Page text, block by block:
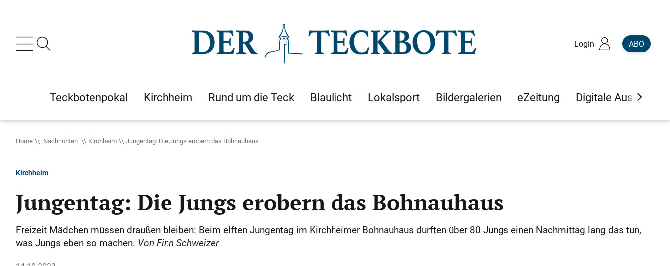
Login ABO
Teckbotenpokal Kirchheim Rund um die Teck Blaulicht Lokalsport Bildergalerien eZeitung Digitale Ausgaben
Home Nachrichten Kirchheim Jungentag: Die Jungs erobern das Bohnauhaus
Kirchheim
Jungentag: Die Jungs erobern das Bohnauhaus
Freizeit Mädchen müssen draußen bleiben: Beim elften Jungentag im Kirchheimer Bohnauhaus durften über 80 Jungs einen Nachmittag lang das tun,
was Jungs eben so machen. Von Finn Schweizer